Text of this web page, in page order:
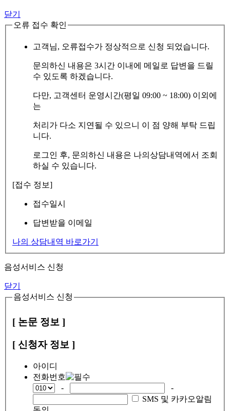
닫기
오류 접수 확인
고객님, 오류접수가 정상적으로 신청 되었습니다.
문의하신 내용은 3시간 이내에 메일로 답변을 드릴
수 있도록 하겠습니다.
다만, 고객센터 운영시간(평일 09:00 ~ 18:00) 이외에
는
처리가 다소 지연될 수 있으니 이 점 양해 부탁 드립
니다.
로그인 후, 문의하신 내용은 나의상담내역에서 조회
하실 수 있습니다.
[접수 정보]
접수일시
답변받을 이메일
나의 상담내역 바로가기
음성서비스 신청
닫기
음성서비스 신청
[ 논문 정보 ]
[ 신청자 정보 ]
아이디
전화번호
-
-
SMS 및 카카오알림